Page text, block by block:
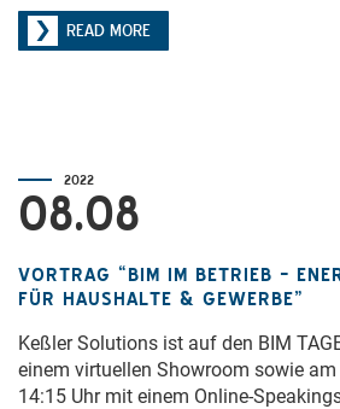
READ MORE
2022
08.08
VORTRAG “BIM IM BETRIEB –
FÜR HAUSHALTE & GEWERBE”
Keßler Solutions ist auf den BIM
einem virtuellen Showroom sowie
14:15 Uhr mit einem Online-